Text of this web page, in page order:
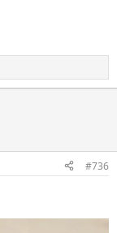
#736